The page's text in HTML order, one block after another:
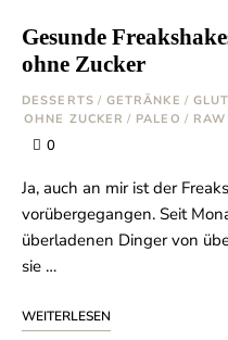
Gesunde
ohne Zucker
DESSERTS / GETRÄNKE /
OHNE ZUCKER / PALEO / RAW
0
Ja, auch an mir ist der
vorübergegangen. Seit
überladenen Dinger von
sie …
WEITERLESEN